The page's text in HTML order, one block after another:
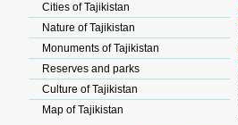
Cities of Tajikistan
Nature of Tajikistan
Monuments of Tajikistan
Reserves and parks
Culture of Tajikistan
Map of Tajikistan